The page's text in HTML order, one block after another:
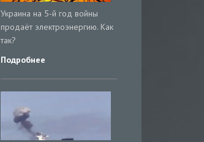
Украина на 5-й год войны
продаёт электроэнергию. Как
так?
Подробнее